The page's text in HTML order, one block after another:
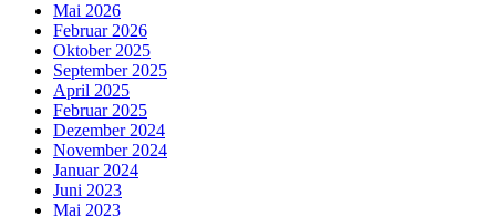
Mai 2026
Februar 2026
Oktober 2025
September 2025
April 2025
Februar 2025
Dezember 2024
November 2024
Januar 2024
Juni 2023
Mai 2023